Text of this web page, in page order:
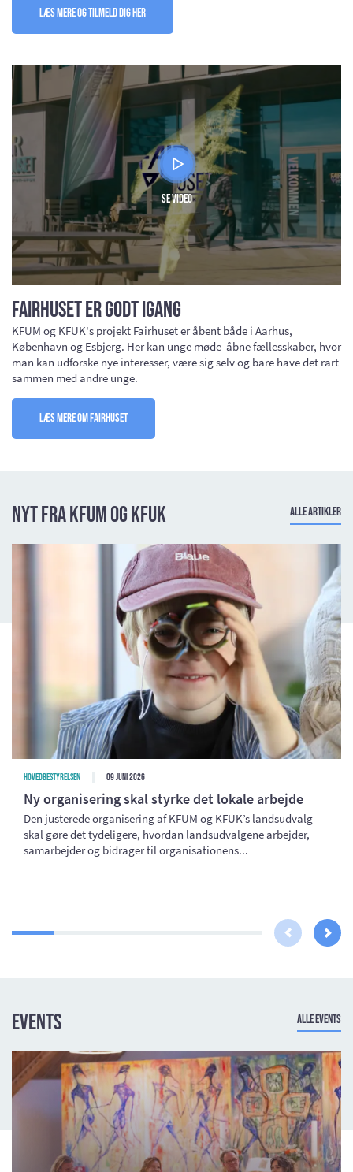
Læs mere og tilmeld dig her
Fairhuset er godt igang
KFUM og KFUK's projekt Fairhuset er åbent både i Aarhus,
København og Esbjerg. Her kan unge møde åbne fællesskaber, hvor
man kan udforske nye interesser, være sig selv og bare have det rart
sammen med andre unge.
Læs mere om Fairhuset
Se video
Nyt fra KFUM og KFUK Alle artikler
Hovedbestyrelsen 09 juni 2026
Ny organisering skal styrke det lokale arbejde
Den justerede organisering af KFUM og KFUK’s landsudvalg
skal gøre det tydeligere, hvordan landsudvalgene arbejder,
samarbejder og bidrager til organisationens...
Events Alle events